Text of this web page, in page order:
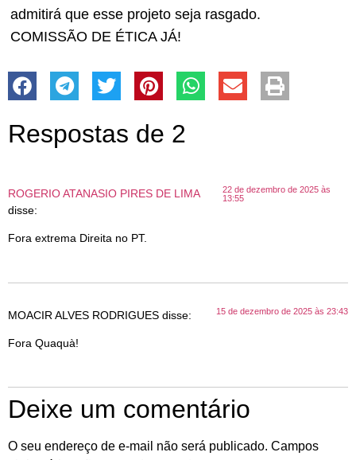
admitirá que esse projeto seja rasgado.
COMISSÃO DE ÉTICA JÁ!
Respostas de 2
ROGERIO ATANASIO PIRES DE LIMA
disse:
22 de dezembro de 2025 às
13:55
Fora extrema Direita no PT.
MOACIR ALVES RODRIGUES disse: 15 de dezembro de 2025 às 23:43
Fora Quaquà!
Deixe um comentário
O seu endereço de e-mail não será publicado. Campos